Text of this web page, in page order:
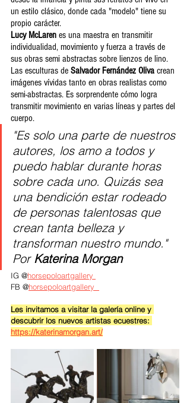
un estilo clásico, donde cada "modelo" tiene su
propio carácter.
Lucy McLaren es una maestra en transmitir
individualidad, movimiento y fuerza a través de
sus obras semi abstractas sobre lienzos de lino.
Las esculturas de Salvador Fernández Oliva crean
imágenes vívidas tanto en obras realistas como
semi-abstractas. Es sorprendente cómo logra
transmitir movimiento en varias líneas y partes del
cuerpo.
"Es solo una parte de nuestros
autores, los amo a todos y
puedo hablar durante horas
sobre cada uno. Quizás sea
una bendición estar rodeado
de personas talentosas que
crean tanta belleza y
transforman nuestro mundo."
Por Katerina Morgan
IG @horsepoloartgallery
FB @horsepoloartgallery
Les invitamos a visitar la galería online y
descubrir los nuevos artistas ecuestres:
https://katerinamorgan.art/